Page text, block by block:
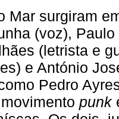
Mar surgiram
(voz),
(letrista e
e António
Pedro
punk